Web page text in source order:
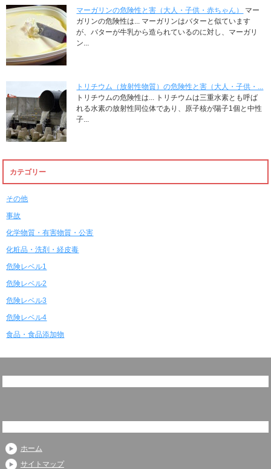
マーガリンの危険性と害（大人・子供・赤ちゃん）
マー
ガリンの危険性は... マーガリンはバターと似ています
が、バターが牛乳から造られているのに対し、マーガリ
ン...
トリチウム（放射性物質）の危険性と害（大人・子供・...
トリチウムの危険性は... トリチウムは三重水素とも呼ば
れる水素の放射性同位体であり、原子核が陽子1個と中性
子...
カテゴリー
その他
事故
化学物質・有害物質・公害
化粧品・洗剤・経皮毒
危険レベル1
危険レベル2
危険レベル3
危険レベル4
食品・食品添加物
ホーム
サイトマップ